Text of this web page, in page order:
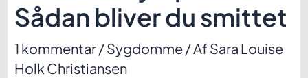
Sådan bliver du smittet
1 kommentar/Sygdomme/ AfSara Louise
Holk Christiansen